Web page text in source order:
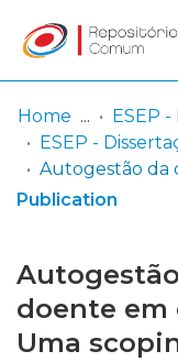
Communities
& Collections
Statistics
Log
In
(current)
Home
Publication
doente em
Uma